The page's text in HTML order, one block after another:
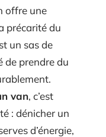
offre une
précarité du
un sas de
de prendre du
van, c’est
: dénicher un
d’énergie,